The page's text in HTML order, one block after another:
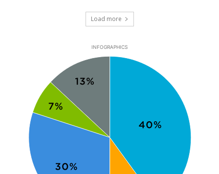
Load more
INFOGRAPHICS